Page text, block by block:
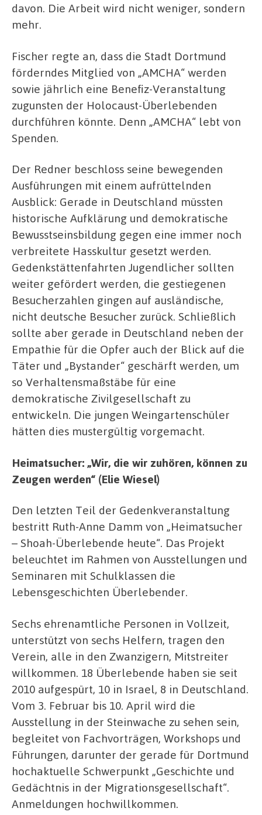
davon. Die Arbeit wird nicht weniger, sondern
mehr.
Fischer regte an, dass die Stadt Dortmund
förderndes Mitglied von „AMCHA“ werden
sowie jährlich eine Benefiz-Veranstaltung
zugunsten der Holocaust-Überlebenden
durchführen könnte. Denn „AMCHA“ lebt von
Spenden.
Der Redner beschloss seine bewegenden
Ausführungen mit einem aufrüttelnden
Ausblick: Gerade in Deutschland müssten
historische Aufklärung und demokratische
Bewusstseinsbildung gegen eine immer noch
verbreitete Hasskultur gesetzt werden.
Gedenkstättenfahrten Jugendlicher sollten
weiter gefördert werden, die gestiegenen
Besucherzahlen gingen auf ausländische,
nicht deutsche Besucher zurück. Schließlich
sollte aber gerade in Deutschland neben der
Empathie für die Opfer auch der Blick auf die
Täter und „Bystander“ geschärft werden, um
so Verhaltensmaßstäbe für eine
demokratische Zivilgesellschaft zu
entwickeln. Die jungen Weingartenschüler
hätten dies mustergültig vorgemacht.
Heimatsucher: „Wir, die wir zuhören, können zu
Zeugen werden“ (Elie Wiesel)
Den letzten Teil der Gedenkveranstaltung
bestritt Ruth-Anne Damm von „Heimatsucher
– Shoah-Überlebende heute“. Das Projekt
beleuchtet im Rahmen von Ausstellungen und
Seminaren mit Schulklassen die
Lebensgeschichten Überlebender.
Sechs ehrenamtliche Personen in Vollzeit,
unterstützt von sechs Helfern, tragen den
Verein, alle in den Zwanzigern, Mitstreiter
willkommen. 18 Überlebende haben sie seit
2010 aufgespürt, 10 in Israel, 8 in Deutschland.
Vom 3. Februar bis 10. April wird die
Ausstellung in der Steinwache zu sehen sein,
begleitet von Fachvorträgen, Workshops und
Führungen, darunter der gerade für Dortmund
hochaktuelle Schwerpunkt „Geschichte und
Gedächtnis in der Migrationsgesellschaft“.
Anmeldungen hochwillkommen.